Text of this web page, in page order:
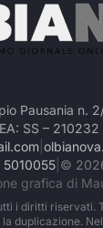
Pausania n.
SS –
| ©
grafica di
i diritti riservati.
duplicazione.